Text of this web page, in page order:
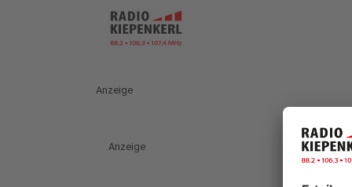
Anzeige
Anzeige